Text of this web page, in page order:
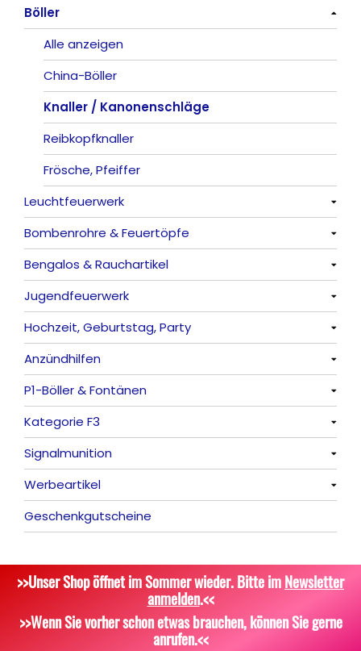
Alle anzeigen
Böller
Alle anzeigen
China-Böller
Knaller / Kanonenschläge
Reibkopfknaller
Frösche, Pfeiffer
Leuchtfeuerwerk
Alle anzeigen
Vulkane
Fontänen
Sonnen
Feuervögel
Römische Lichter
Bombenrohre & Feuertöpfe
Alle anzeigen
Mit Rumms
Bezaubernde Effekte
Bengalos & Rauchartikel
Alle anzeigen
Bengalos
Rauchartikel
Jugendfeuerwerk
Alle anzeigen
Hochzeit, Geburtstag, Party
Alle anzeigen
Feuerschriften
Indoor-Fontänen
Herz- und Konfetti-Shooter
Wunderkerzen, Fackeln
Tischfeuerwerk
Dekoration, Knicklichter
Anzündhilfen
Alle anzeigen
P1-Böller & Fontänen
Alle anzeigen
Kategorie F3
Alle anzeigen
Signalmunition
Alle anzeigen
Platzpatronen
Zubehör
Werbeartikel
Alle anzeigen
Attrappen
Geschenkgutscheine
>>Unser Shop öffnet im Sommer wieder. Bitte imNewsletter
anmelden.<<
>>Wenn Sie vorher schon etwas brauchen, können Sie gerne
anrufen.<<